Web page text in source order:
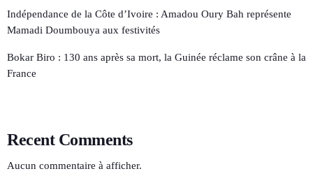
Indépendance de la Côte d’Ivoire : Amadou Oury Bah représente
Mamadi Doumbouya aux festivités
Bokar Biro : 130 ans après sa mort, la Guinée réclame son crâne à la
France
Recent Comments
Aucun commentaire à afficher.